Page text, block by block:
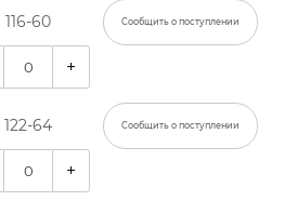
116-60 Сообщить о поступлении
+
122-64 Сообщить о поступлении
+